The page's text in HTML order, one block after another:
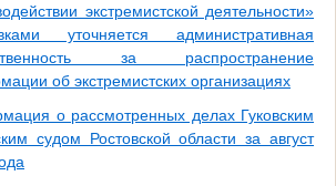
экстремистской деятельности»
уточняется административная
за распространение
об экстремистских организациях
о рассмотренных делах Гуковским
судом Ростовской области за август